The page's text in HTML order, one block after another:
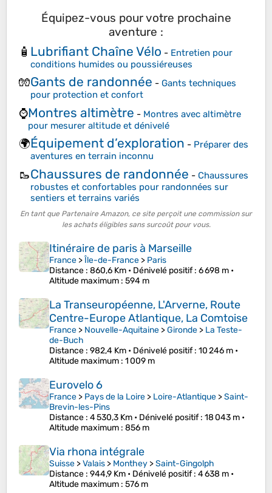
Équipez-vous pour votre prochaine
aventure :
🧴 Lubrifiant Chaîne Vélo - Entretien pour
conditions humides ou poussiéreuses
🧤Gants de randonnée - Gants techniques
pour protection et confort
⌚Montres altimètre - Montres avec altimètre
pour mesurer altitude et dénivelé
🌍Équipement d’exploration - Préparer des
aventures en terrain inconnu
🥾Chaussures de randonnée - Chaussures
robustes et confortables pour randonnées sur
sentiers et terrains variés
En tant que Partenaire Amazon, ce site perçoit une commission sur
les achats éligibles sans surcoût pour vous.
Itinéraire de paris à Marseille
France >Île-de-France > Paris
Distance : 860,6 Km • Dénivelé positif: 6 698 m •
Altitude maximum : 594 m
La Transeuropéenne, L'Arverne, Route
Centre-Europe Atlantique, La Comtoise
France > Nouvelle-Aquitaine >Gironde > La Teste-
de-Buch
Distance : 982,4 Km • Dénivelé positif: 10 246 m •
Altitude maximum : 1 009 m
Eurovelo 6
France > Pays de la Loire > Loire-Atlantique >Saint-
Brevin-les-Pins
Distance : 4 530,3 Km • Dénivelé positif: 18 043 m •
Altitude maximum : 856 m
Via rhona intégrale
Suisse >Valais > Monthey >Saint-Gingolph
Distance : 944,9 Km • Dénivelé positif: 4 638 m •
Altitude maximum : 576 m